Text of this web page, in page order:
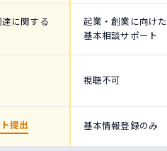
に関する
起業・創業に向けた
基本相談サポート
視聴不可
提出 基本情報登録のみ